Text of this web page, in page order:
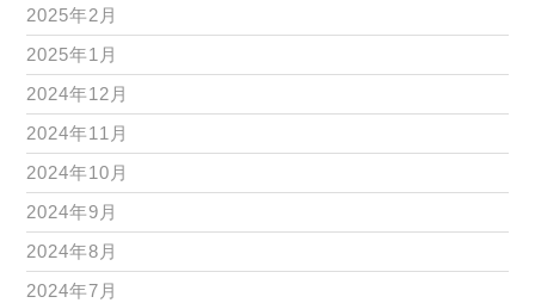
2025年2月
2025年1月
2024年12月
2024年11月
2024年10月
2024年9月
2024年8月
2024年7月